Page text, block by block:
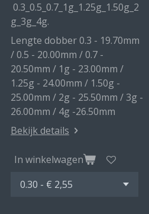
0.3_0.5_0.7_1g_1.25g_1.50g_2
g_3g_4g.
Lengte dobber 0.3 - 19.70mm
/ 0.5 - 20.00mm / 0.7 -
20.50mm / 1g - 23.00mm /
1.25g - 24.00mm / 1.50g -
25.00mm / 2g - 25.50mm / 3g -
26.00mm / 4g -26.50mm
Bekijk details
In winkelwagen